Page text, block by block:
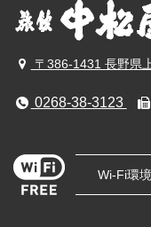
〒386-1431 長野県
0268-38-3123
Wi-Fi環